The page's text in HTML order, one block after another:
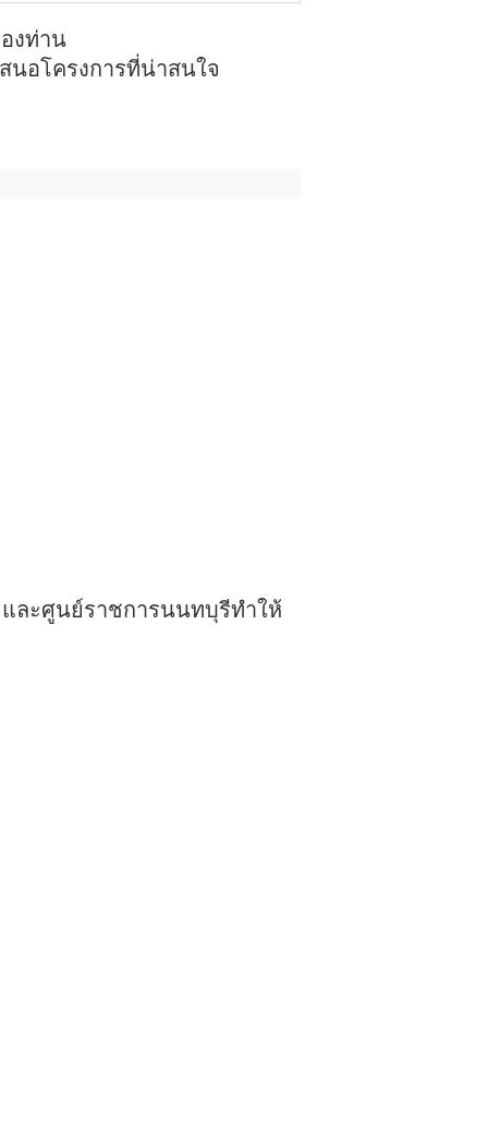
งท่าน
นอโครงการที่น่าสนใจ
ละศูนย์ราชการนนทบุรีทำให้